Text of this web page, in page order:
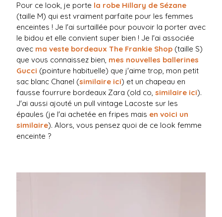
Pour ce look, je porte la robe Hillary de Sézane
(taille M) qui est vraiment parfaite pour les femmes
enceintes ! Je l'ai surtaillée pour pouvoir la porter avec
le bidou et elle convient super bien ! Je l'ai associée
avec ma veste bordeaux The Frankie Shop (taille S)
que vous connaissez bien, mes nouvelles ballerines
Gucci (pointure habituelle) que j'aime trop, mon petit
sac blanc Chanel (similaire ici) et un chapeau en
fausse fourrure bordeaux Zara (old co, similaire ici).
J'ai aussi ajouté un pull vintage Lacoste sur les
épaules (je l'ai achetée en fripes mais en voici un
similaire). Alors, vous pensez quoi de ce look femme
enceinte ?